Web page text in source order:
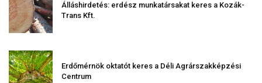
Álláshirdetés: erdész munkatársakat keres a Kozák-
Trans Kft.
Erdőmérnök oktatót keres a Déli Agrárszakképzési
Centrum